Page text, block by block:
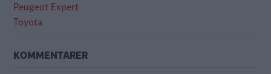
Peugeot Expert
Toyota
KOMMENTARER